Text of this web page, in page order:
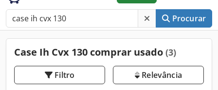
Procurar
Case Ih Cvx 130 comprar usado (3)
Filtro Relevância